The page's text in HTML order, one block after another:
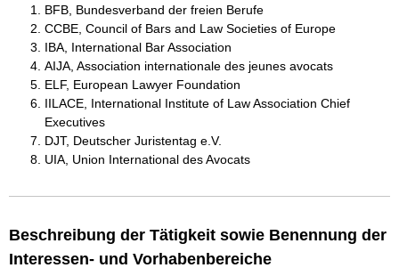
BFB, Bundesverband der freien Berufe
CCBE, Council of Bars and Law Societies of Europe
IBA, International Bar Association
AIJA, Association internationale des jeunes avocats
ELF, European Lawyer Foundation
IILACE, International Institute of Law Association Chief
Executives
DJT, Deutscher Juristentag e.V.
UIA, Union International des Avocats
Beschreibung der Tätigkeit sowie Benennung der
Interessen- und Vorhabenbereiche